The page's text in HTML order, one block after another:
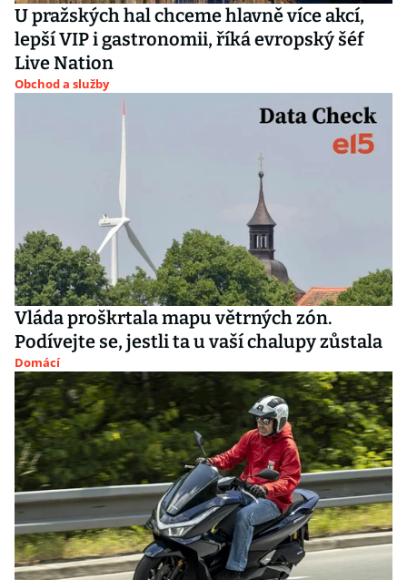
U pražských hal chceme hlavně více akcí,
lepší VIP i gastronomii, říká evropský šéf
Live Nation
Obchod a služby
Vláda proškrtala mapu větrných zón.
Podívejte se, jestli ta u vaší chalupy zůstala
Domácí